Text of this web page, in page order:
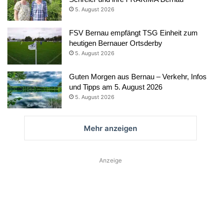
5. August 2026
FSV Bernau empfängt TSG Einheit zum
heutigen Bernauer Ortsderby
5. August 2026
Guten Morgen aus Bernau – Verkehr, Infos
und Tipps am 5. August 2026
5. August 2026
Mehr anzeigen
Anzeige